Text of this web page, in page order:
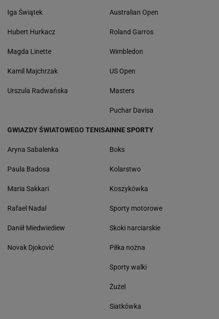
Iga Świątek
Hubert Hurkacz
Magda Linette
Kamil Majchrzak
Urszula Radwańska
Australian Open
Roland Garros
Wimbledon
US Open
Masters
Puchar Davisa
GWIAZDY ŚWIATOWEGO TENISA
Aryna Sabalenka
Paula Badosa
Maria Sakkari
Rafael Nadal
Daniił Miedwiediew
Novak Djoković
INNE SPORTY
Boks
Kolarstwo
Koszykówka
Sporty motorowe
Skoki narciarskie
Piłka nożna
Sporty walki
Żużel
Siatkówka